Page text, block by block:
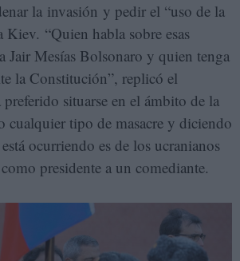
la invasión y pedir el “uso de la
Kiev. “Quien habla sobre esas
Jair Mesías Bolsonaro y quien tenga
la Constitución”, replicó el
preferido situarse en el ámbito de la
cualquier tipo de masacre y diciendo
ocurriendo es de los ucranianos
presidente a un comediante.